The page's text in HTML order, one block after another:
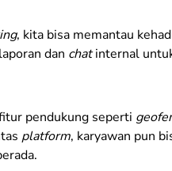
, kita bisa memantau
dan chatinternal
pendukung seperti
platform, karyawan pun